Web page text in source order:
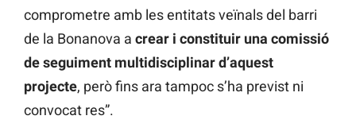
comprometre amb les entitats veïnals del barri
de la Bonanova a crear i constituir una comissió
de seguiment multidisciplinar d’aquest
projecte, però fins ara tampoc s’ha previst ni
convocat res”.